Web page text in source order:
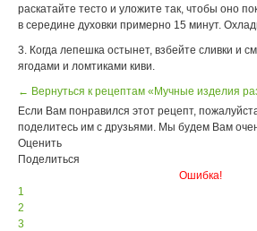
раскатайте тесто и уложите так, чтобы оно
в середине духовки примерно 15 минут.
3. Когда лепешка остынет, взбейте сливки и
ягодами и ломтиками киви.
← Вернуться к рецептам «Мучные изделия
Если Вам понравился этот рецепт,
поделитесь им с друзьями. Мы будем Вам
Оценить
Поделиться
Ошибка!
1
2
3